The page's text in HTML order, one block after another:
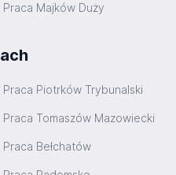
Praca Majków Duży
Praca Piotrków Trybunalski
Praca Tomaszów Mazowiecki
Praca Bełchatów